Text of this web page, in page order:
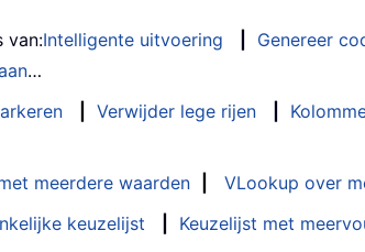
van:Intelligente uitvoering Genereer
…
Verwijder lege rijen
meerdere waarden VLookup over
keuzelijst Keuzelijst met